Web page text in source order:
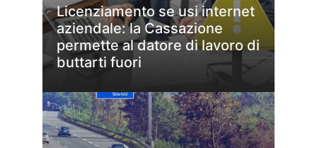
Licenziamento se usi internet
aziendale: la Cassazione
permette al datore di lavoro di
buttarti fuori